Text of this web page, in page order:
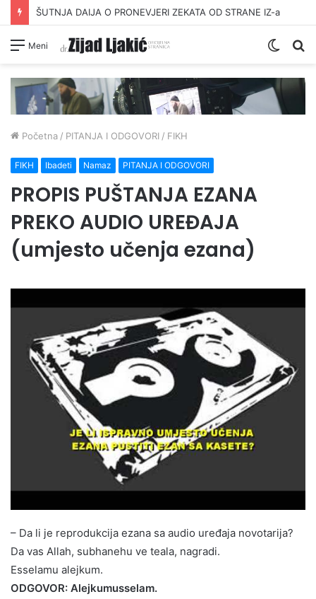
DAVANJE ZEKATA OFRLJE
Meni
Switch
Početna / PITANJA I ODGOVORI / FIKH
FIKH Ibadeti Namaz PITANJA I ODGOVORI
PROPIS PUŠTANJA EZANA
PREKO AUDIO UREĐAJA
(umjesto učenja ezana)
– Da li je reprodukcija ezana sa audio uređaja novotarija?
Da vas Allah, subhanehu ve teala, nagradi.
Esselamu alejkum.
ODGOVOR: Alejkumusselam.